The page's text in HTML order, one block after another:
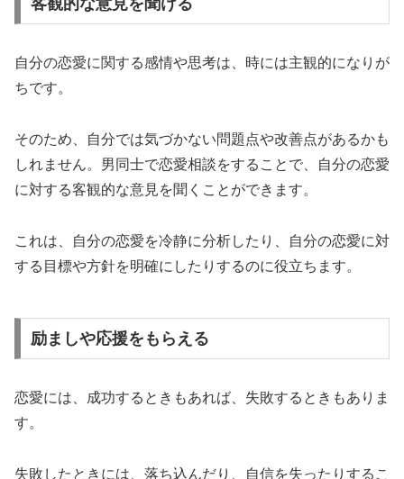
客観的な意見を聞ける
自分の恋愛に関する感情や思考は、時には主観的になりが
ちです。
そのため、自分では気づかない問題点や改善点があるかも
しれません。男同士で恋愛相談をすることで、自分の恋愛
に対する客観的な意見を聞くことができます。
これは、自分の恋愛を冷静に分析したり、自分の恋愛に対
する目標や方針を明確にしたりするのに役立ちます。
励ましや応援をもらえる
恋愛には、成功するときもあれば、失敗するときもありま
す。
失敗したときには、落ち込んだり、自信を失ったりするこ